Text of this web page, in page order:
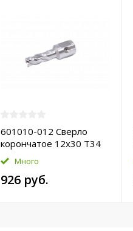
601010-012 Сверло
корончатое 12х30 T34
HSS-Pro
Много
926 руб.